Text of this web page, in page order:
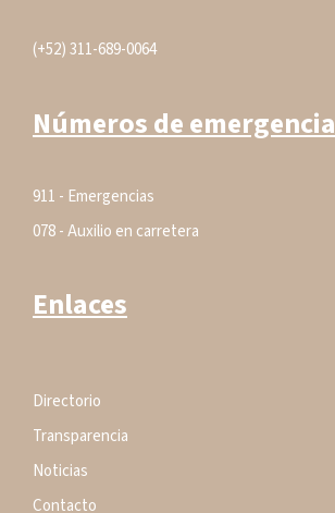
(+52) 311-689-0064
Números de emergencia
911 - Emergencias
078 - Auxilio en carretera
Enlaces
Directorio
Transparencia
Noticias
Contacto